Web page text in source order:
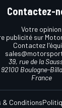
Contactez-
Votre opinion
publicité sur
Contactez
39, rue de la
92100 Boulogne-
France
& Conditions